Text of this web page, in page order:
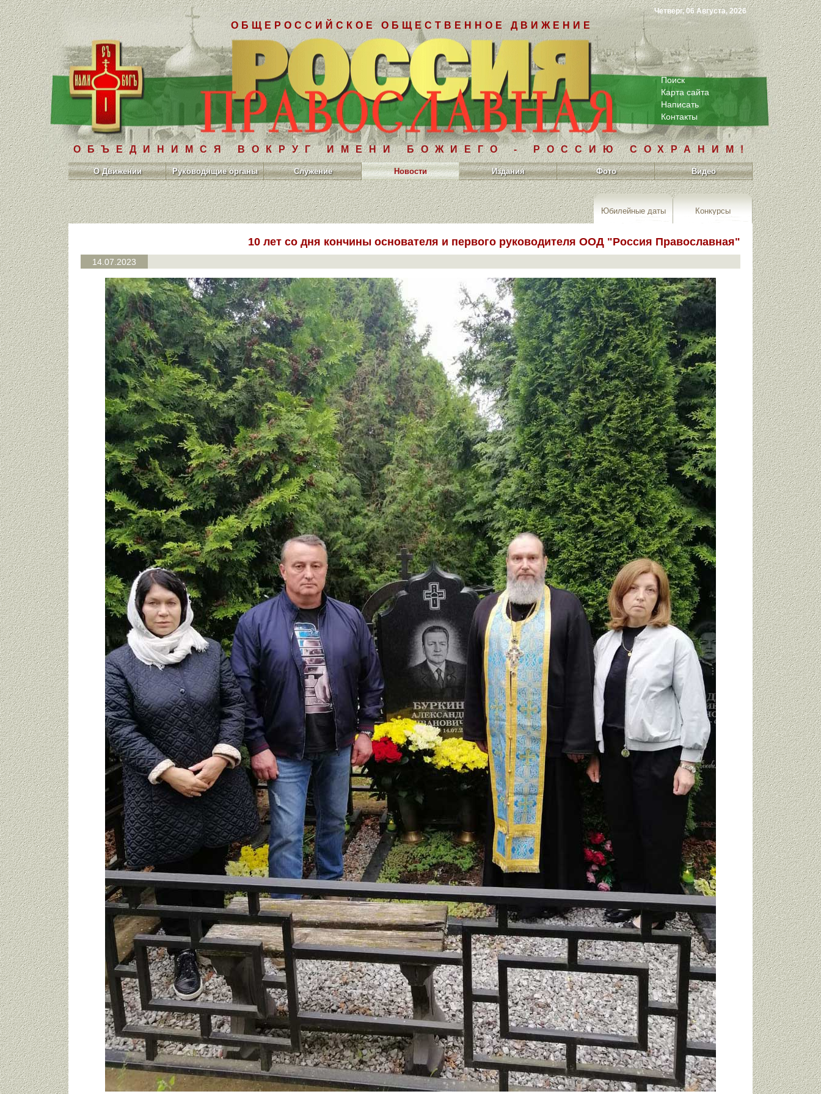
Четверг, 06 Августа, 2026
ОБЩЕРОССИЙСКОЕ ОБЩЕСТВЕННОЕ ДВИЖЕНИЕ
Поиск
Карта сайта
Написать
Контакты
ОБЪЕДИНИМСЯ ВОКРУГ ИМЕНИ БОЖИЕГО - РОССИЮ СОХРАНИМ!
О Движении Руководящие органы Служение Новости Издания Фото Видео
Юбилейные даты Конкурсы
10 лет со дня кончины основателя и первого руководителя ООД "Россия Православная"
14.07.2023